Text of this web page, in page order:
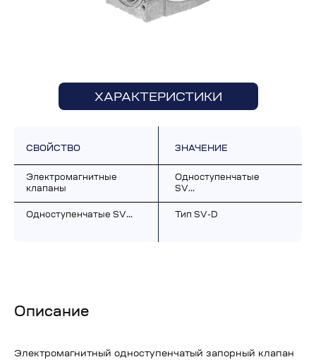
ХАРАКТЕРИСТИКИ
СВОЙСТВО ЗНАЧЕНИЕ
Электромагнитные
клапаны
Одноступенчатые
SV…
Одноступенчатые SV… Тип SV-D
Описание
Электромагнитный одноступенчатый запорный клапан